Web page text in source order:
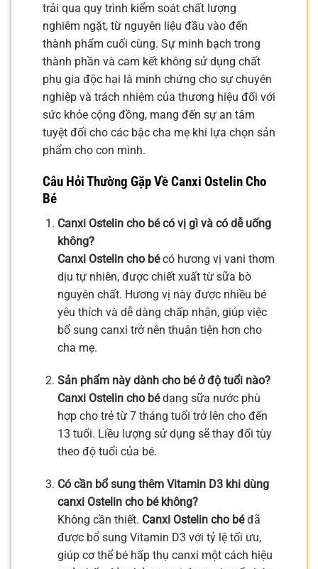
trải qua quy trình kiểm soát chất lượng
nghiêm ngặt, từ nguyên liệu đầu vào đến
thành phẩm cuối cùng. Sự minh bạch trong
thành phần và cam kết không sử dụng chất
phụ gia độc hại là minh chứng cho sự chuyên
nghiệp và trách nhiệm của thương hiệu đối với
sức khỏe cộng đồng, mang đến sự an tâm
tuyệt đối cho các bậc cha mẹ khi lựa chọn sản
phẩm cho con mình.
Câu Hỏi Thường Gặp VềCanxi Ostelin Cho
Bé
Canxi Ostelin cho bé có vị gì và có dễ uống
không?
Canxi Ostelin cho bécó hương vị vani thơm
dịu tự nhiên, được chiết xuất từ sữa bò
nguyên chất. Hương vị này được nhiều bé
yêu thích và dễ dàng chấp nhận, giúp việc
bổ sung canxi trở nên thuận tiện hơn cho
cha mẹ.
Sản phẩm này dành cho bé ở độ tuổi nào?
Canxi Ostelin cho bédạng sữa nước phù
hợp cho trẻ từ 7 tháng tuổi trở lên cho đến
13 tuổi. Liều lượng sử dụng sẽ thay đổi tùy
theo độ tuổi của bé.
Có cần bổ sung thêm Vitamin D3 khi dùng
canxi Ostelin cho bé không?
Không cần thiết. Canxi Ostelin cho béđã
được bổ sung Vitamin D3 với tỷ lệ tối ưu,
giúp cơ thể bé hấp thụ canxi một cách hiệu